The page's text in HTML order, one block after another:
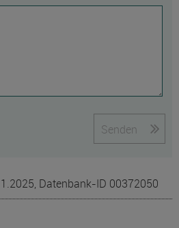
Senden
Datenbank-ID 00372050